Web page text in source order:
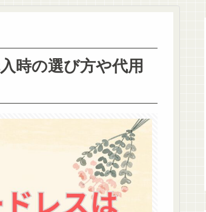
時の選び方や代用